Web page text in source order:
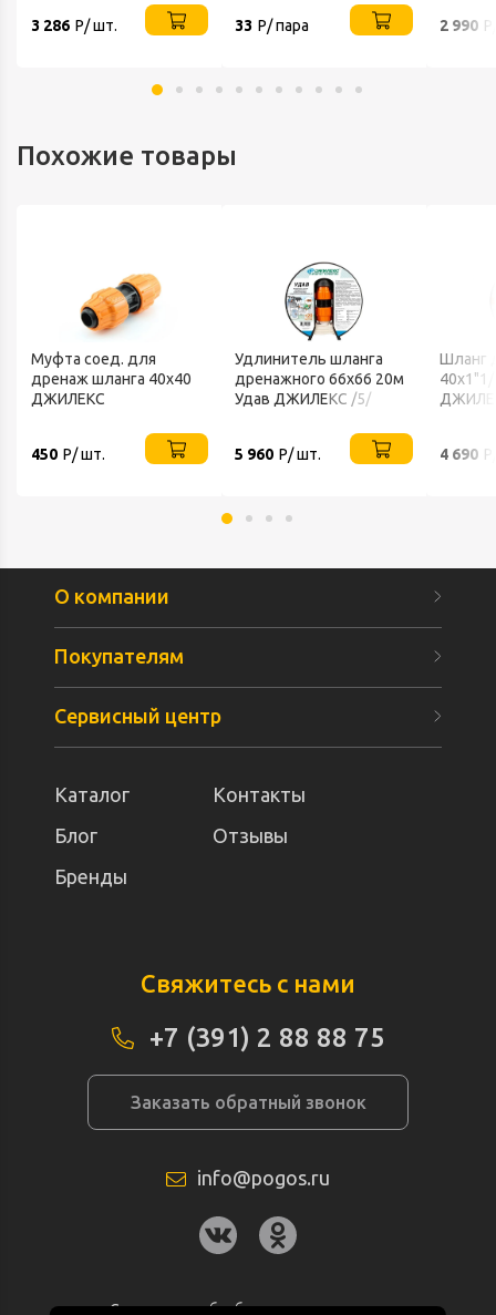
3 286 Р/ шт. 33 Р/ пара
2 990
Похожие товары
Муфта соед. для
дренаж шланга 40х40
ДЖИЛЕКС
450 Р/ шт.
Удлинитель шланга
дренажного 66х66 20м
Удав ДЖИЛЕКС /5/
5 960 Р/ шт.
Шланг
4 690
О компании
Покупателям
Сервисный центр
Каталог
Контакты
Блог
Отзывы
Бренды
Свяжитесь с нами
+7 (391) 2 88 88 75
Заказать обратный звонок
info@pogos.ru
Согласие на обработку персональных